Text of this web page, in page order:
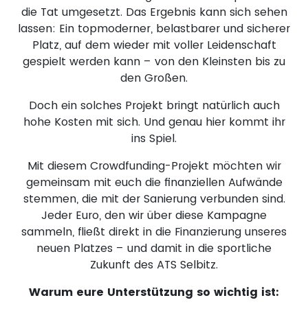
die Tat umgesetzt. Das Ergebnis kann sich sehen
lassen: Ein topmoderner, belastbarer und sicherer
Platz, auf dem wieder mit voller Leidenschaft
gespielt werden kann – von den Kleinsten bis zu
den Großen.
Doch ein solches Projekt bringt natürlich auch
hohe Kosten mit sich. Und genau hier kommt ihr
ins Spiel.
Mit diesem Crowdfunding-Projekt möchten wir
gemeinsam mit euch die finanziellen Aufwände
stemmen, die mit der Sanierung verbunden sind.
Jeder Euro, den wir über diese Kampagne
sammeln, fließt direkt in die Finanzierung unseres
neuen Platzes – und damit in die sportliche
Zukunft des ATS Selbitz.
Warum eure Unterstützung so wichtig ist: